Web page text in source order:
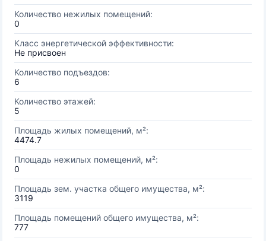
Количество нежилых помещений:
0
Класс энергетической эффективности:
Не присвоен
Количество подъездов:
6
Количество этажей:
5
Площадь жилых помещений, м²:
4474.7
Площадь нежилых помещений, м²:
0
Площадь зем. участка общего имущества, м²:
3119
Площадь помещений общего имущества, м²:
777